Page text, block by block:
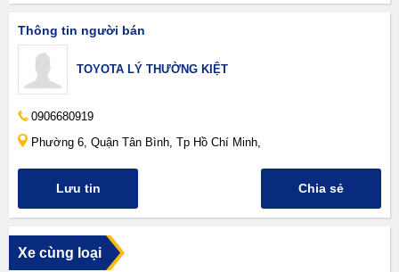
Thông tin người bán
TOYOTA LÝ THƯỜNG KIỆT
0906680919
Phường 6, Quận Tân Bình, Tp Hồ Chí Minh,
Lưu tin Chia sẻ
Xe cùng loại